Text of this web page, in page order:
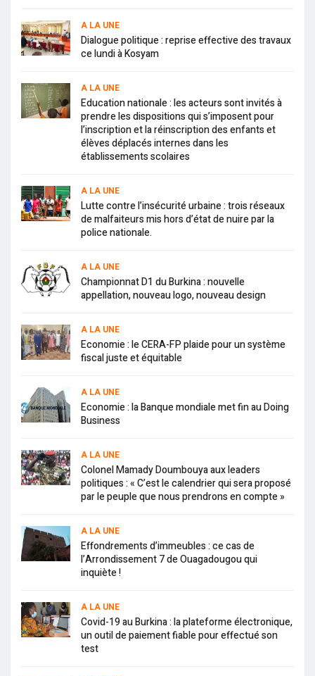
A LA UNE
Dialogue politique : reprise effective des travaux
ce lundi à Kosyam
A LA UNE
Education nationale : les acteurs sont invités à
prendre les dispositions qui s’imposent pour
l’inscription et la réinscription des enfants et
élèves déplacés internes dans les
établissements scolaires
A LA UNE
Lutte contre l’insécurité urbaine : trois réseaux
de malfaiteurs mis hors d’état de nuire par la
police nationale.
A LA UNE
Championnat D1 du Burkina : nouvelle
appellation, nouveau logo, nouveau design
A LA UNE
Economie : le CERA-FP plaide pour un système
fiscal juste et équitable
A LA UNE
Economie : la Banque mondiale met fin au Doing
Business
A LA UNE
Colonel Mamady Doumbouya aux leaders
politiques : « C’est le calendrier qui sera proposé
par le peuple que nous prendrons en compte »
A LA UNE
Effondrements d’immeubles : ce cas de
l’Arrondissement 7 de Ouagadougou qui
inquiète !
A LA UNE
Covid-19 au Burkina : la plateforme électronique,
un outil de paiement fiable pour effectué son
test